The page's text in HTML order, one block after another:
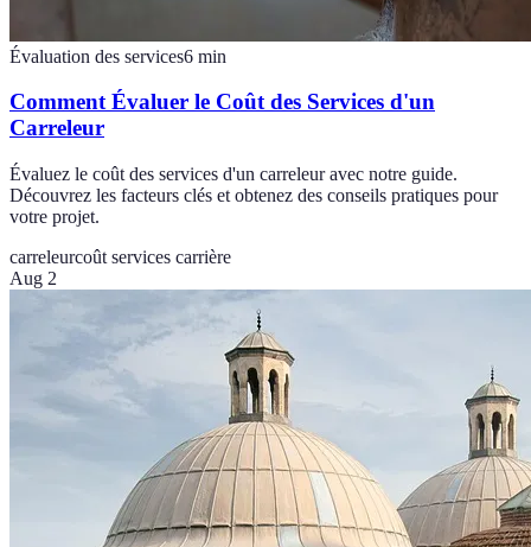
Évaluation des services6 min
Comment Évaluer le Coût des Services d'un
Carreleur
Évaluez le coût des services d'un carreleur avec notre guide.
Découvrez les facteurs clés et obtenez des conseils pratiques pour
votre projet.
carreleurcoût services carrière
Aug 2